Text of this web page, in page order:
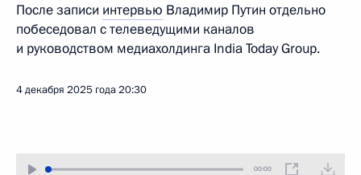
После записи интервью Владимир Путин отдельно
побеседовал с телеведущими каналов
и руководством медиахолдинга India Today Group.
4 декабря 2025 года20:30
00:00